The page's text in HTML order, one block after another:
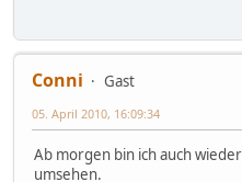
Conni
Gast
05. April 2010, 16:09:34
Ab morgen bin ich auch
umsehen.